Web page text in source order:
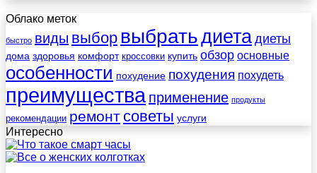
Облако меток
быстро виды выбор выбратьдиета диеты
дома здоровья комфорт кроссовки купить обзор основные
особенности похудение похудения похудеть
преимущества применение продукты
рекомендации ремонт советы услуги
Интересно